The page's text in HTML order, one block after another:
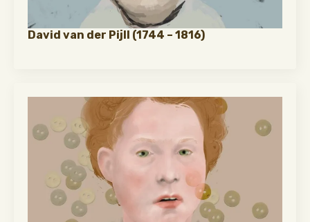
David van der Pijll (1744 – 1816)